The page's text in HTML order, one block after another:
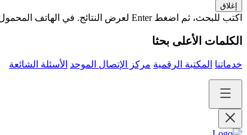
إغلاق
اكتب للبحث، ثم اضغط Enter لعرض النتائج. في الهاتف المحمول، اضغط على زر "بحث" لعرض النتائج
الكلمات الأعلى بحثا
خدماتنا المكتبة الرقمية مركز الإتصال الموحد الأسئلة الشائعة